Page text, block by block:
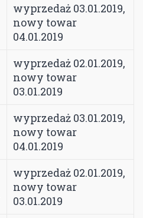
wyprzedaż 03.01.2019,
nowy towar
04.01.2019
wyprzedaż 02.01.2019,
nowy towar
03.01.2019
wyprzedaż 03.01.2019,
nowy towar
04.01.2019
wyprzedaż 02.01.2019,
nowy towar
03.01.2019